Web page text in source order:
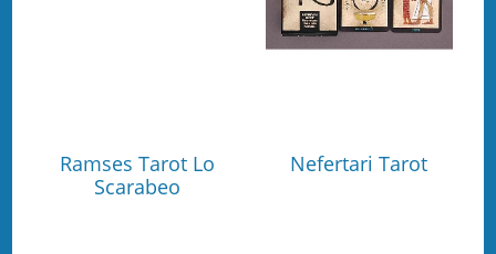
Ramses Tarot Lo
Scarabeo
Nefertari Tarot